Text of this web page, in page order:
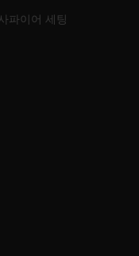
파이어 세팅